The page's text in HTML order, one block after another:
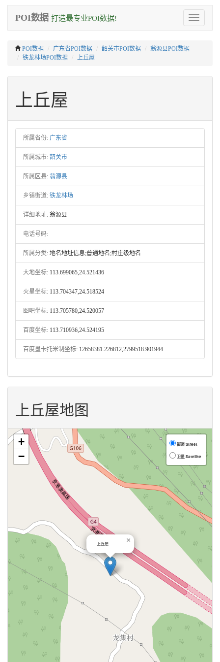
Toggle
navigation
POI数据 打造最专业POI数据!
POI数据 广东省POI数据 韶关市POI数据
翁源县POI数据
铁龙林场POI数据
上丘屋
上丘屋
所属省份: 广东省
所属城市: 韶关市
所属区县: 翁源县
乡镇街道: 铁龙林场
详细地址: 翁源县
电话号码:
所属分类: 地名地址信息;普通地名;村庄级地名
大地坐标: 113.699065,24.521436
火星坐标: 113.704347,24.518524
图吧坐标: 113.705780,24.520057
百度坐标: 113.710936,24.524195
百度墨卡托米制坐标: 12658381.226812,2799518.901944
上丘屋地图
上丘屋 ×
+
−
街道 Street
卫星 Satellite